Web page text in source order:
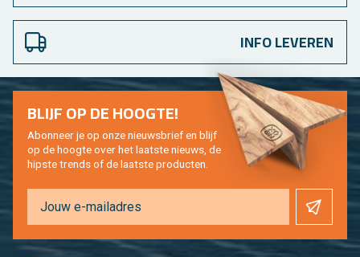
INFO LEVEREN
BLIJF OP DE HOOG­TE!
Abon­neer je op onze nieuws­brief en blijf
op de hoog­te over het laat­ste nieuws, de
hip­s­te trends of de laat­ste pro­duc­ten.